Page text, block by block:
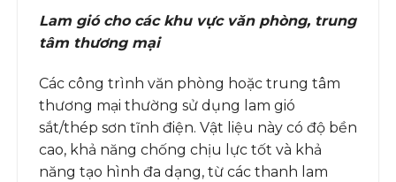
Lam gió cho các khu vực văn phòng, trung
tâm thương mại
Các công trình văn phòng hoặc trung tâm
thương mại thường sử dụng lam gió
sắt/thép sơn tĩnh điện. Vật liệu này có độ bền
cao, khả năng chống chịu lực tốt và khả
năng tạo hình đa dạng, từ các thanh lam